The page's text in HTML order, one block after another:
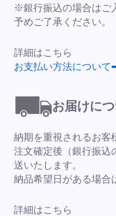
※銀行振込の場合はご
予めご了承ください。
詳細はこちら
お支払い方法について
お届けに
納期を重視されるお客
注文確定後（銀行振込
送いたします。
納品希望日がある場合
詳細はこちら